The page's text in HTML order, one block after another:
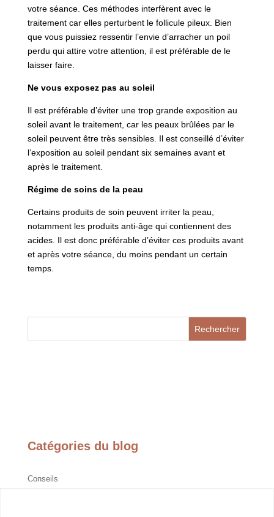
votre séance. Ces méthodes interfèrent avec le
traitement car elles perturbent le follicule pileux. Bien
que vous puissiez ressentir l’envie d’arracher un poil
perdu qui attire votre attention, il est préférable de le
laisser faire.
Ne vous exposez pas au soleil
Il est préférable d’éviter une trop grande exposition au
soleil avant le traitement, car les peaux brûlées par le
soleil peuvent être très sensibles. Il est conseillé d’éviter
l’exposition au soleil pendant six semaines avant et
après le traitement.
Régime de soins de la peau
Certains produits de soin peuvent irriter la peau,
notamment les produits anti-âge qui contiennent des
acides. Il est donc préférable d’éviter ces produits avant
et après votre séance, du moins pendant un certain
temps.
Rechercher
Catégories du blog
Conseils